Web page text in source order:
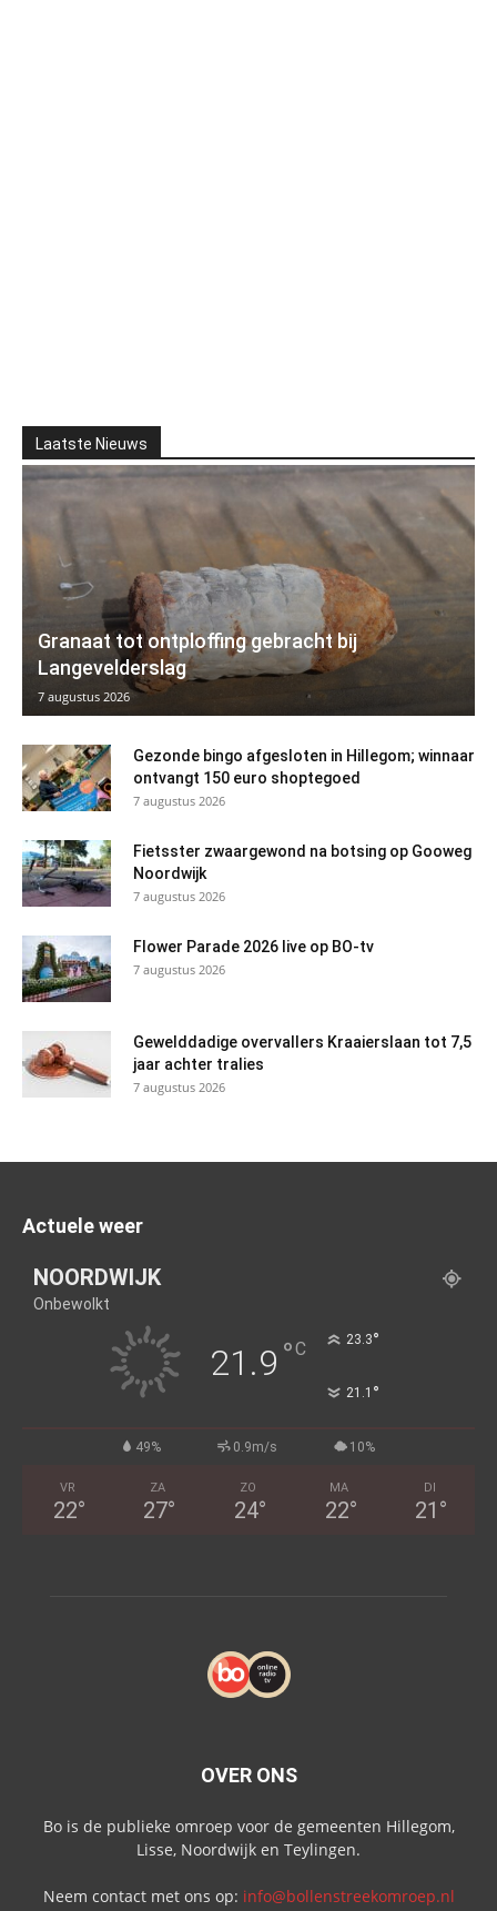
Laatste Nieuws
Granaat tot ontploffing gebracht bij
Langevelderslag
7 augustus 2026
Gezonde bingo afgesloten in Hillegom; winnaar
ontvangt 150 euro shoptegoed
7 augustus 2026
Fietsster zwaargewond na botsing op Gooweg
Noordwijk
7 augustus 2026
Flower Parade 2026 live op BO-tv
7 augustus 2026
Gewelddadige overvallers Kraaierslaan tot 7,5
jaar achter tralies
7 augustus 2026
Actuele weer
NOORDWIJK
Onbewolkt
21.9 °C 23.3°
21.1 °
49% 0.9m/s 10%
VR
22°
ZA
27°
ZO
24°
MA
22°
DI
21 °
OVER ONS
Bo is de publieke omroep voor de gemeenten Hillegom,
Lisse, Noordwijk en Teylingen.
Neem contact met ons op: info@bollenstreekomroep.nl